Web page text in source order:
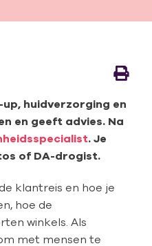
huidverzorging en
en geeft advies. Na
. Je
of DA-drogist.
klantreis en hoe je
hoe de
winkels. Als
met mensen te